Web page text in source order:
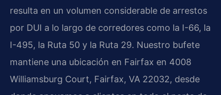
resulta en un volumen considerable de arrestos
por DUI a lo largo de corredores como la I-66, la
I-495, la Ruta 50 y la Ruta 29. Nuestro bufete
mantiene una ubicación en Fairfax en 4008
Williamsburg Court, Fairfax, VA 22032, desde